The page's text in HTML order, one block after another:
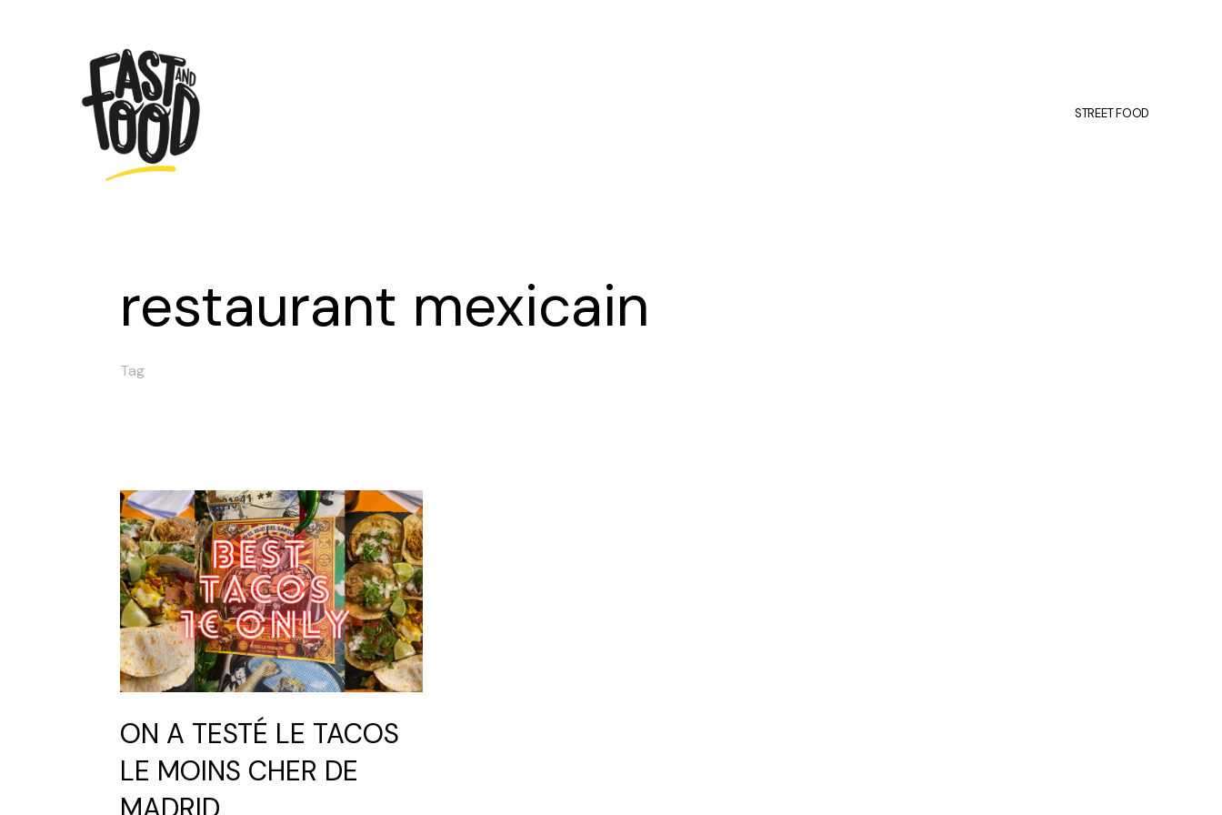
STREET FOOD
restaurant mexicain
Tag
ON A TESTÉ LE TACOS
LE MOINS CHER DE